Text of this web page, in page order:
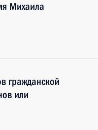
Михаила
гражданской
или